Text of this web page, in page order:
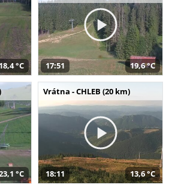
18,4 °C 17:51 19,6 °C
°C
Vrátna - CHLEB (20 km)
18:11 13,6 °C